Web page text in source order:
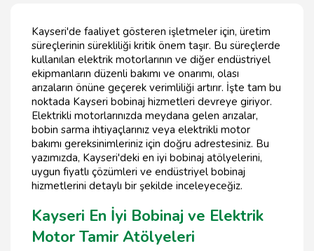
Kayseri'de faaliyet gösteren işletmeler için, üretim
süreçlerinin sürekliliği kritik önem taşır. Bu süreçlerde
kullanılan elektrik motorlarının ve diğer endüstriyel
ekipmanların düzenli bakımı ve onarımı, olası
arızaların önüne geçerek verimliliği artırır. İşte tam bu
noktada Kayseri bobinaj hizmetleri devreye giriyor.
Elektrikli motorlarınızda meydana gelen arızalar,
bobin sarma ihtiyaçlarınız veya elektrikli motor
bakımı gereksinimleriniz için doğru adrestesiniz. Bu
yazımızda, Kayseri'deki en iyi bobinaj atölyelerini,
uygun fiyatlı çözümleri ve endüstriyel bobinaj
hizmetlerini detaylı bir şekilde inceleyeceğiz.
Kayseri En İyi Bobinaj ve Elektrik
Motor Tamir Atölyeleri